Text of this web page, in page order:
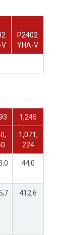
V
P2402
YHA-V
1,245
1,071,
224
44,0
412,6